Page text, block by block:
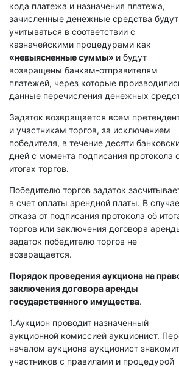
кода платежа и назначения платежа,
зачисленные денежные средства будут
учитываться в соответствии с
казначейскими процедурами как
«невыясненные суммы» и будут
возвращены банкам-отправителям
платежей, через которые
данные перечисления денежных
Задаток возвращается всем
и участникам торгов, за исключением
победителя, в течение десяти
дней с момента подписания протокола
итогах торгов.
Победителю торгов задаток
в счет оплаты арендной платы. В случае
отказа от подписания протокола об
торгов или заключения договора
задаток победителю торгов не
возвращается.
Порядок проведения аукциона на
заключения договора аренды
государственного имущества.
1.Аукцион проводит назначенный
аукционной комиссией аукционист.
началом аукциона аукционист знакомит
участников с правилами и процедурой